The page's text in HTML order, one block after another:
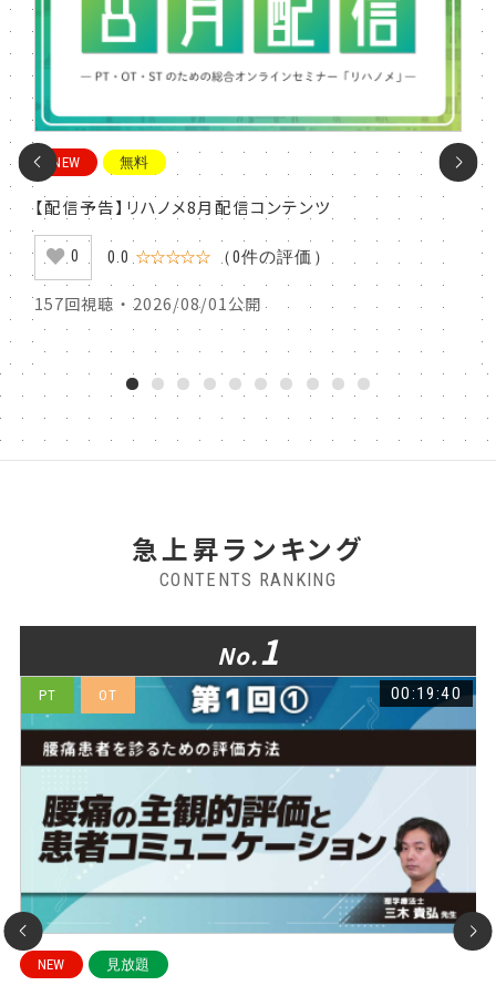
NEW 無料
【配信予告】リハノメ8月配信コンテンツ
0 0.0 ☆☆☆☆☆ （0件の評価）
157回視聴 ・ 2026/08/01公開
腰
評
た
68
1 2 3 4 5 6 7 8 9 10
急上昇ランキング
CONTENTS RANKING
No.1
PT OT 00:19:40
NEW 見放題